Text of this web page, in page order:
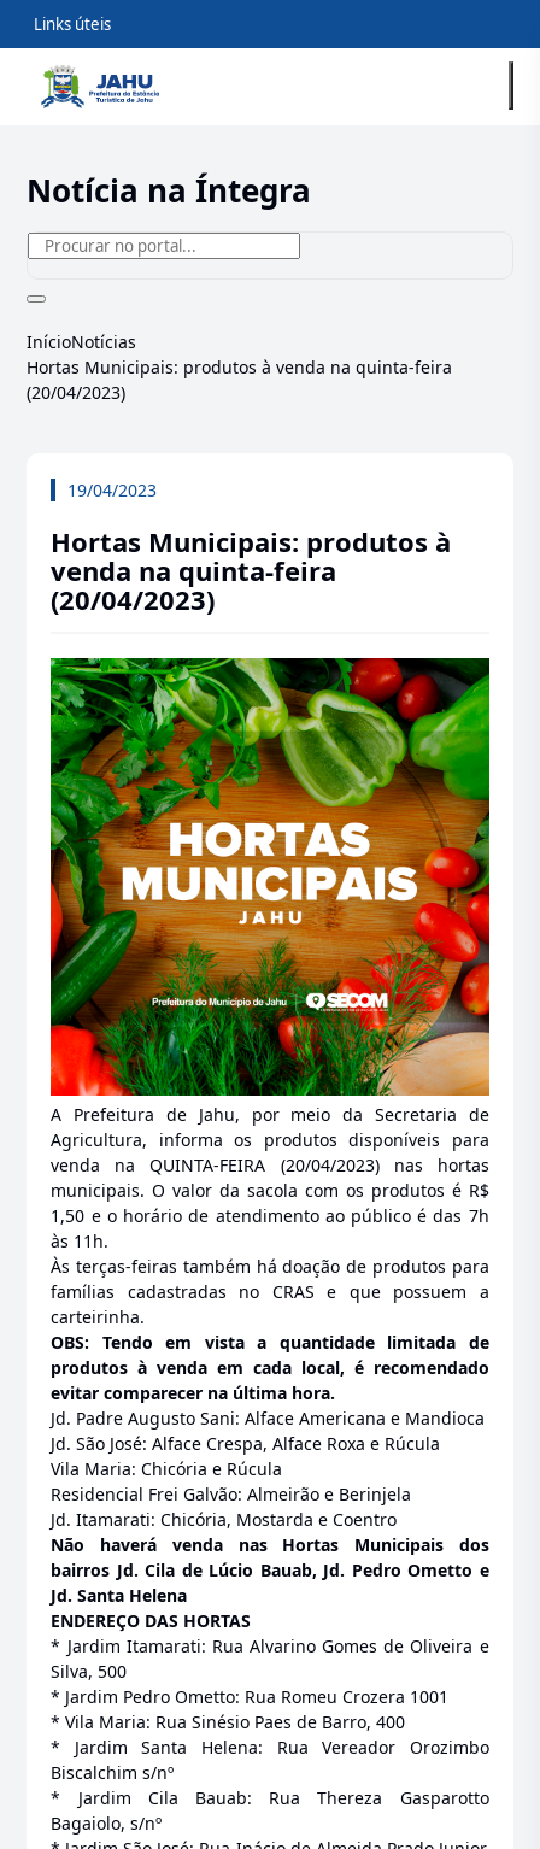
Links úteis
Notícia na Íntegra
InícioNotícias
Hortas Municipais: produtos à venda na quinta-feira
(20/04/2023)
19/04/2023
Hortas Municipais: produtos à
venda na quinta-feira
(20/04/2023)
A Prefeitura de Jahu, por meio da Secretaria de
Agricultura, informa os produtos disponíveis para
venda na QUINTA-FEIRA (20/04/2023) nas hortas
municipais. O valor da sacola com os produtos é R$
1,50 e o horário de atendimento ao público é das 7h
às 11h.
Às terças-feiras também há doação de produtos para
famílias cadastradas no CRAS e que possuem a
carteirinha.
OBS: Tendo em vista a quantidade limitada de
produtos à venda em cada local, é recomendado
evitar comparecer na última hora.
Jd. Padre Augusto Sani: Alface Americana e Mandioca
Jd. São José: Alface Crespa, Alface Roxa e Rúcula
Vila Maria: Chicória e Rúcula
Residencial Frei Galvão: Almeirão e Berinjela
Jd. Itamarati: Chicória, Mostarda e Coentro
Não haverá venda nas Hortas Municipais dos
bairros Jd. Cila de Lúcio Bauab, Jd. Pedro Ometto e
Jd. Santa Helena
ENDEREÇO DAS HORTAS
* Jardim Itamarati: Rua Alvarino Gomes de Oliveira e
Silva, 500
* Jardim Pedro Ometto: Rua Romeu Crozera 1001
* Vila Maria: Rua Sinésio Paes de Barro, 400
* Jardim Santa Helena: Rua Vereador Orozimbo
Biscalchim s/nº
* Jardim Cila Bauab: Rua Thereza Gasparotto
Bagaiolo, s/nº